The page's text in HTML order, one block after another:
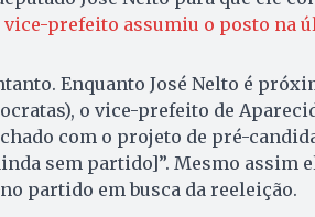
vice-prefeito assumiu o posto na
Enquanto José Nelto é
o vice-prefeito de
com o projeto de pré-
sem partido]”. Mesmo assim
partido em busca da reeleição.